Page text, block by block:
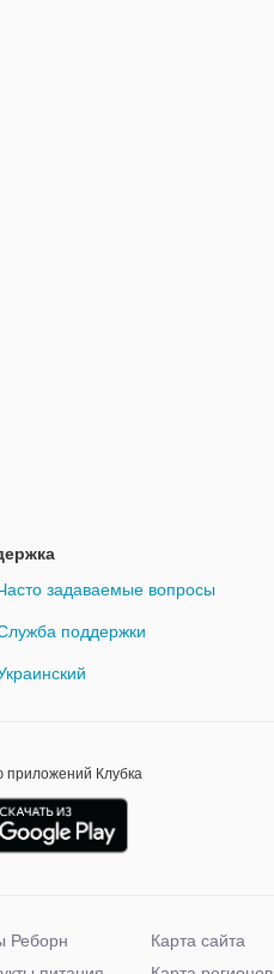
задаваемые вопросы
поддержки
приложений Клубка
Реборн
Карта сайта